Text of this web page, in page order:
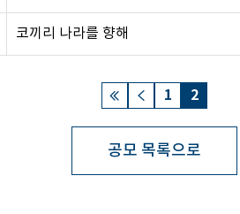
코끼리 나라를 향해
1 2
공모 목록으로